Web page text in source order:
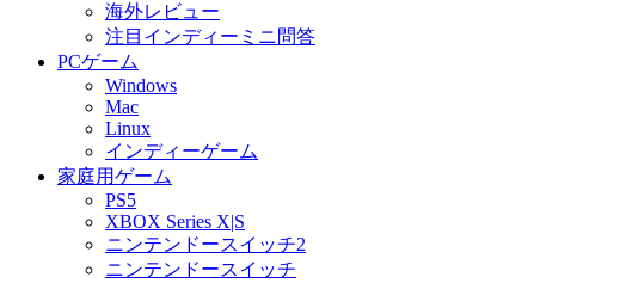
海外レビュー
注目インディーミニ問答
PCゲーム
Windows
Mac
Linux
インディーゲーム
家庭用ゲーム
PS5
XBOX Series X|S
ニンテンドースイッチ2
ニンテンドースイッチ